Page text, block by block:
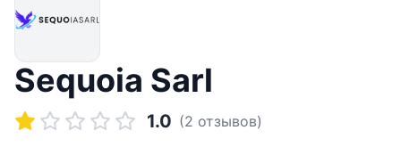
Sequoia Sarl
1.0 (2 отзывов)